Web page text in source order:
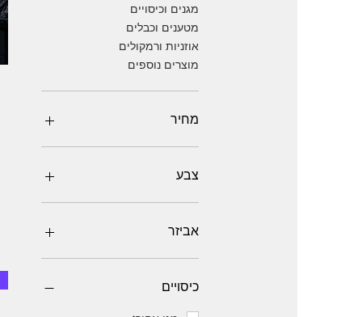
מגנים וכיסויים
מטענים וכבלים
אוזניות ורמקולים
מוצרים נוספים
מחיר
צבע
אביזר
אוזניות
אוזניות אלחוטיותכיסויים